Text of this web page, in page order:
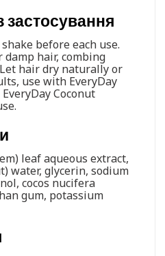
застосування
before each use.
hair, combing
hair dry naturally or
use with EveryDay
Coconut
leaf aqueous extract,
water, glycerin, sodium
cocos nucifera
gum, potassium